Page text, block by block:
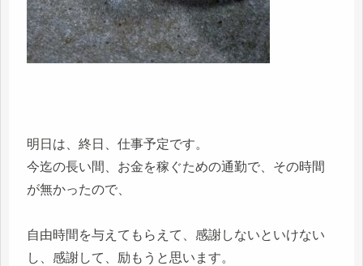
明日は、終日、仕事予定です。
今迄の長い間、お金を稼ぐための通勤で、その時間
が無かったので、
自由時間を与えてもらえて、感謝しないといけない
し、感謝して、励もうと思います。